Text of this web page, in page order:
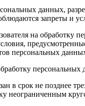
данных,
запреты и
на обработку
персональных
в срок не позднее
неограниченным